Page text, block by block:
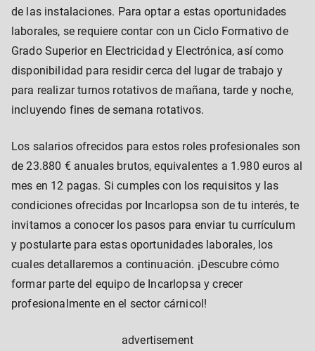
de las instalaciones. Para optar a estas oportunidades
laborales, se requiere contar con un Ciclo Formativo de
Grado Superior en Electricidad y Electrónica, así como
disponibilidad para residir cerca del lugar de trabajo y
para realizar turnos rotativos de mañana, tarde y noche,
incluyendo fines de semana rotativos.
Los salarios ofrecidos para estos roles profesionales son
de 23.880 € anuales brutos, equivalentes a 1.980 euros al
mes en 12 pagas. Si cumples con los requisitos y las
condiciones ofrecidas por Incarlopsa son de tu interés, te
invitamos a conocer los pasos para enviar tu currículum
y postularte para estas oportunidades laborales, los
cuales detallaremos a continuación. ¡Descubre cómo
formar parte del equipo de Incarlopsa y crecer
profesionalmente en el sector cárnicol!
advertisement